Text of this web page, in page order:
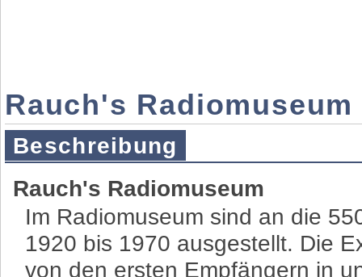
Rauch's Radiomuseum
Beschreibung
Rauch's Radiomuseum
Im Radiomuseum sind an die
1920 bis 1970 ausgestellt. Die
von den ersten Empfängern in